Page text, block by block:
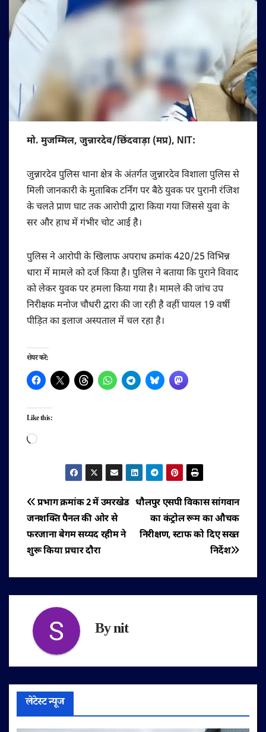
मो. मुजम्मिल, जुन्नारदेव/छिंदवाड़ा (मप्र), NIT:
जुन्नारदेव पुलिस थाना क्षेत्र के अंतर्गत जुन्नारदेव विशाला पुलिस से
मिली जानकारी के मुताबिक टर्निंग पर बैठे युवक पर पुरानी रंजिश
के चलते प्राण घाट तक आरोपी द्वारा किया गया जिससे युवा के
सर और हाथ में गंभीर चोट आई है।
पुलिस ने आरोपी के खिलाफ अपराध क्रमांक 420/25 विभिन्न
धारा में मामले को दर्ज किया है। पुलिस ने बताया कि पुराने विवाद
को लेकर युवक पर हमला किया गया है। मामले की जांच उप
निरीक्षक मनोज चौधरी द्वारा की जा रही है वहीं घायल 19 वर्षी
पीड़ित का इलाज अस्पताल में चल रहा है।
शेयर करें:
Like this:
Loading…
पोस्ट
नेविगेशन
धौलपुर एसपी विकास सांगवान
का कंट्रोल रूम का औचक
निरीक्षण, स्टाफ को दिए सख्त
निर्देश
प्रभाग क्रमांक 2 में उमरखेड
जनशक्ति पैनल की ओर से
फरजाना बेगम सय्यद रहीम ने
शुरू किया प्रचार दौरा
Bynit
लेटेस्ट न्यूज